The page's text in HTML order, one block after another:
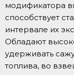
модификатора
способствует
интервале их
Обладают
удерживать
топлива, во